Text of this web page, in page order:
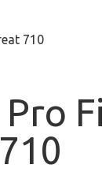
Pro